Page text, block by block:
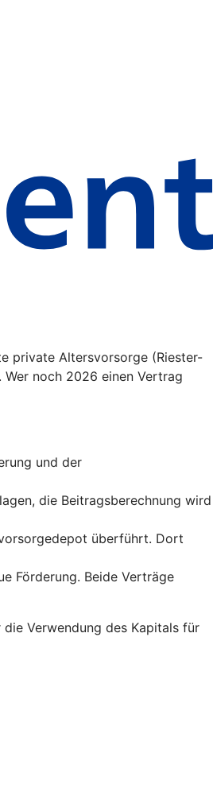
private Altersvorsorge (Riester-
noch 2026 einen Vertrag
und der
die Beitragsberechnung wird
überführt. Dort
Förderung. Beide Verträge
Verwendung des Kapitals für